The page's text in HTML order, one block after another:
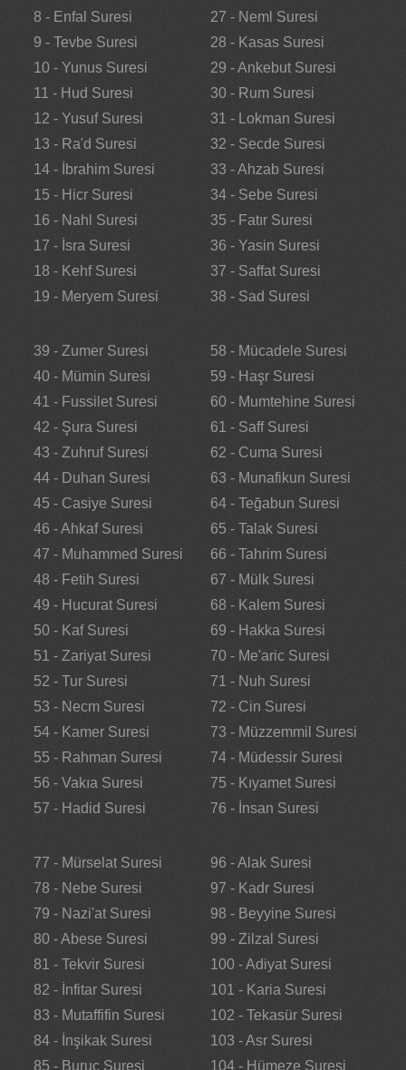
8 - Enfal Suresi
9 - Tevbe Suresi
10 - Yunus Suresi
11 - Hud Suresi
12 - Yusuf Suresi
13 - Ra'd Suresi
14 - İbrahim Suresi
15 - Hicr Suresi
16 - Nahl Suresi
17 - İsra Suresi
18 - Kehf Suresi
19 - Meryem Suresi
27 - Neml Suresi
28 - Kasas Suresi
29 - Ankebut Suresi
30 - Rum Suresi
31 - Lokman Suresi
32 - Secde Suresi
33 - Ahzab Suresi
34 - Sebe Suresi
35 - Fatır Suresi
36 - Yasin Suresi
37 - Saffat Suresi
38 - Sad Suresi
39 - Zumer Suresi
40 - Mümin Suresi
41 - Fussilet Suresi
42 - Şura Suresi
43 - Zuhruf Suresi
44 - Duhan Suresi
45 - Casiye Suresi
46 - Ahkaf Suresi
47 - Muhammed Suresi
48 - Fetih Suresi
49 - Hucurat Suresi
50 - Kaf Suresi
51 - Zariyat Suresi
52 - Tur Suresi
53 - Necm Suresi
54 - Kamer Suresi
55 - Rahman Suresi
56 - Vakıa Suresi
57 - Hadid Suresi
58 - Mücadele Suresi
59 - Haşr Suresi
60 - Mumtehine Suresi
61 - Saff Suresi
62 - Cuma Suresi
63 - Munafikun Suresi
64 - Teğabun Suresi
65 - Talak Suresi
66 - Tahrim Suresi
67 - Mülk Suresi
68 - Kalem Suresi
69 - Hakka Suresi
70 - Me'aric Suresi
71 - Nuh Suresi
72 - Cin Suresi
73 - Müzzemmil Suresi
74 - Müdessir Suresi
75 - Kıyamet Suresi
76 - İnsan Suresi
77 - Mürselat Suresi
78 - Nebe Suresi
79 - Nazi'at Suresi
80 - Abese Suresi
81 - Tekvir Suresi
82 - İnfitar Suresi
83 - Mutaffifin Suresi
84 - İnşikak Suresi
85 - Buruc Suresi
96 - Alak Suresi
97 - Kadr Suresi
98 - Beyyine Suresi
99 - Zilzal Suresi
100 - Adiyat Suresi
101 - Karia Suresi
102 - Tekasür Suresi
103 - Asr Suresi
104 - Hümeze Suresi